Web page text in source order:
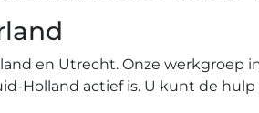
en Utrecht. Onze werkgroep
Holland actief is. U kunt de hulp